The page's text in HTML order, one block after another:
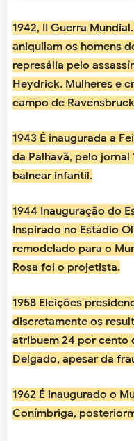
1942, II Guerra
aniquilam os homens
represália pelo
Heydrick. Mulheres e
campo de
1943 É inaugurada a
da Palhavã, pelo jornal
balnear infantil.
1944 Inauguração do
Inspirado no Estádio
remodelado para o
Rosa foi o projetista.
1958 Eleições
discretamente os
atribuem 24 por cento
Delgado, apesar da
1962 É inaugurado o
Conímbriga,